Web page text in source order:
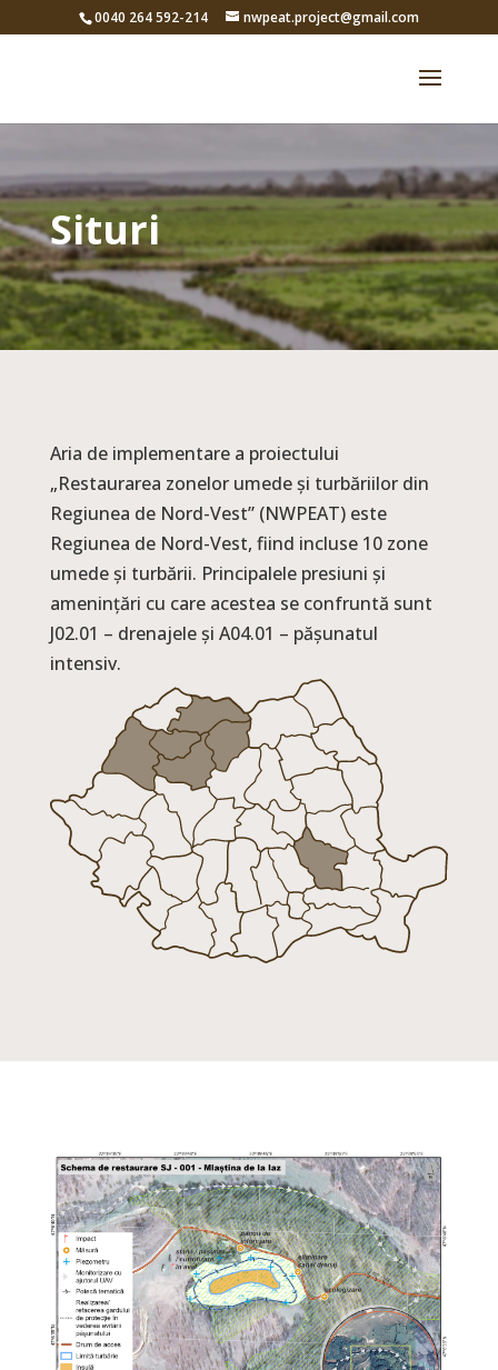
0040 264 592-214 nwpeat.project@gmail.com
Situri
Aria de implementare a proiectului
„Restaurarea zonelor umede și turbăriilor din
Regiunea de Nord-Vest” (NWPEAT) este
Regiunea de Nord-Vest, fiind incluse 10 zone
umede și turbării. Principalele presiuni și
amenințări cu care acestea se confruntă sunt
J02.01 – drenajele și A04.01 – pășunatul
intensiv.